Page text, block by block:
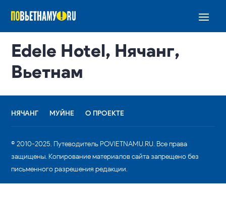
Edele Hotel, Нячанг,
Вьетнам
НЯЧАНГ МУЙНЕ О ПРОЕКТЕ
© 2010-2025. Путеводитель POVIETNAMU.RU. Все права
защищены. Копирование материалов сайта запрещено без
письменного разрешения редакции.